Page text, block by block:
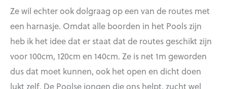
Ze wil echter ook dolgraag op een van de routes met
een harnasje. Omdat alle boorden in het Pools zijn
heb ik het idee dat er staat dat de routes geschikt zijn
voor 100cm, 120cm en 140cm. Ze is net 1m geworden
dus dat moet kunnen, ook het open en dicht doen
lukt zelf. De Poolse jongen die ons helpt, zucht wel